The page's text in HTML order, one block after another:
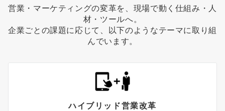
営業・マーケティングの変革を、現場で動く仕組み・人
材・ツールへ。
企業ごとの課題に応じて、以下のようなテーマに取り組
んでいます。
ハイブリッド営業改革